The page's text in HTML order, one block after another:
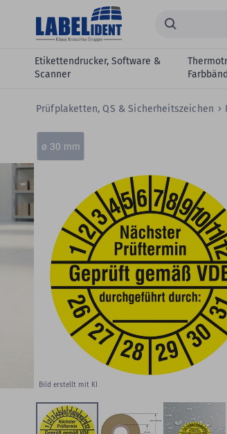
Zum Hauptinhalt springen
Suchen...
Etikettendrucker, Software &
Scanner
Prüfplaketten, QS & Sicherheitszeichen
Ende
der
ø 30 mm
Bild erstellt mit KI
to
the
gallery